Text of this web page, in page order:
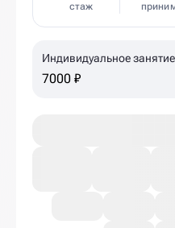
стаж
Индивидуальное
7000 ₽